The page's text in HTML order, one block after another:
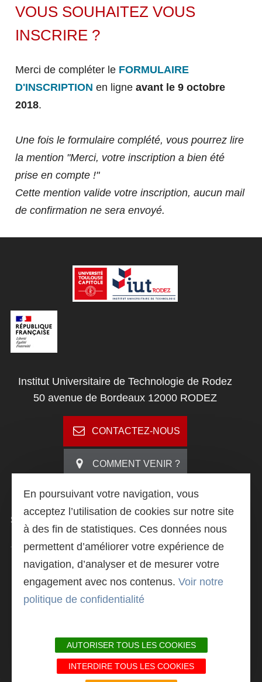
TÉMOIGNAGES
VERSEZ LA TAXE D'APPRENTISSAGE
À L'IUT DE RODEZ
PARTENARIAT
ÉVÉNEMENTS
TÉMOIGNAGES
ACTUALITÉS
FERMER
TECHNOLOGIQUES
FERMER
VOUS SOUHAITEZ VOUS
INSCRIRE ?
Merci de compléter le FORMULAIRE
D'INSCRIPTION en ligne avant le 9 octobre
2018.
Une fois le formulaire complété, vous pourrez lire
la mention "Merci, votre inscription a bien été
prise en compte !"
Cette mention valide votre inscription, aucun mail
de confirmation ne sera envoyé.
Institut Universitaire de Technologie de Rodez
50 avenue de Bordeaux 12000 RODEZ
CONTACTEZ-NOUS
COMMENT VENIR ?
SUIVEZ -NOUS
LIVRET DE PRÉSENTATION
En poursuivant votre navigation, vous
acceptez l’utilisation de cookies sur notre site
à des fin de statistiques. Ces données nous
permettent d’améliorer votre expérience de
navigation, d’analyser et de mesurer votre
engagement avec nos contenus. Voir notre
politique de confidentialité
AUTORISER TOUS LES COOKIES
INTERDIRE TOUS LES COOKIES